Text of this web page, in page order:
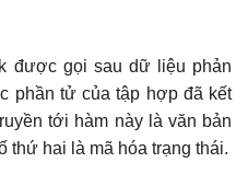
được gọi sau dữ liệu phản
phần tử của tập hợp đã kết
tới hàm này là văn bản
thứ hai là mã hóa trạng thái.